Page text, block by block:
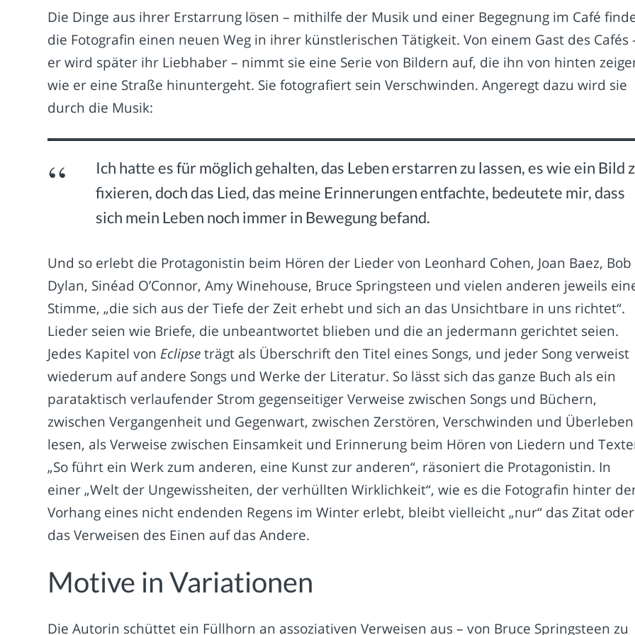
Die Dinge aus ihrer Erstarrung lösen – mithilfe der Musik und einer Begegnung im Café
die Fotografin einen neuen Weg in ihrer künstlerischen Tätigkeit. Von einem Gast des Cafés
er wird später ihr Liebhaber – nimmt sie eine Serie von Bildern auf, die ihn von hinten
wie er eine Straße hinuntergeht. Sie fotografiert sein Verschwinden. Angeregt dazu wird sie
durch die Musik:
Ich hatte es für möglich gehalten, das Leben erstarren zu lassen, es wie ein Bild
fixieren, doch das Lied, das meine Erinnerungen entfachte, bedeutete mir, dass
sich mein Leben noch immer in Bewegung befand.
Und so erlebt die Protagonistin beim Hören der Lieder von Leonhard Cohen, Joan Baez, Bob
Dylan, Sinéad O’Connor, Amy Winehouse, Bruce Springsteen und vielen anderen jeweils
Stimme, „die sich aus der Tiefe der Zeit erhebt und sich an das Unsichtbare in uns richtet“.
Lieder seien wie Briefe, die unbeantwortet blieben und die an jedermann gerichtet seien.
Jedes Kapitel von Eclipseträgt als Überschrift den Titel eines Songs, und jeder Song verweist
wiederum auf andere Songs und Werke der Literatur. So lässt sich das ganze Buch als ein
parataktisch verlaufender Strom gegenseitiger Verweise zwischen Songs und Büchern,
zwischen Vergangenheit und Gegenwart, zwischen Zerstören, Verschwinden und Überleben
lesen, als Verweise zwischen Einsamkeit und Erinnerung beim Hören von Liedern und
„So führt ein Werk zum anderen, eine Kunst zur anderen“, räsoniert die Protagonistin. In
einer „Welt der Ungewissheiten, der verhüllten Wirklichkeit“, wie es die Fotografin hinter
Vorhang eines nicht endenden Regens im Winter erlebt, bleibt vielleicht „nur“ das Zitat oder
das Verweisen des Einen auf das Andere.
Motive in Variationen
Die Autorin schüttet ein Füllhorn an assoziativen Verweisen aus – von Bruce Springsteen zu